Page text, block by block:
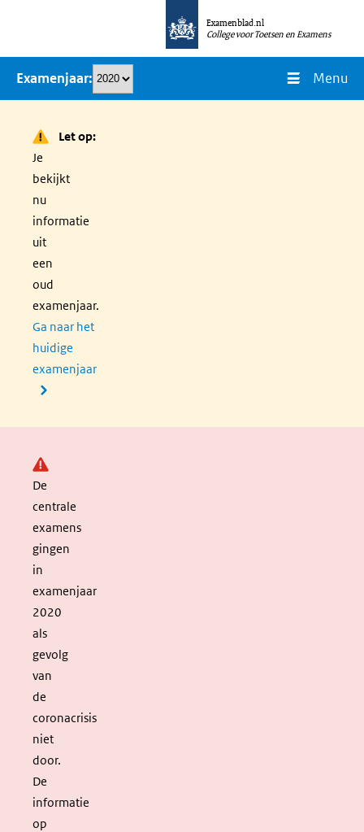
naar
inhoud
Examenblad.nl
College voor Toetsen en Examens
Examenjaar Menu
Let op:
Je
bekijkt
nu
informatie
uit
een
oud
examenjaar.
Ga naar het
huidige
examenjaar
De
centrale
examens
gingen
in
examenjaar
2020
als
gevolg
van
de
coronacrisis
niet
door.
De
informatie
op